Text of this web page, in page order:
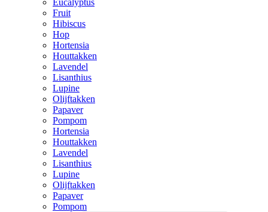
Fruit
Hibiscus
Hop
Hortensia
Houttakken
Lavendel
Lisanthius
Lupine
Olijftakken
Papaver
Pompom
Hortensia
Houttakken
Lavendel
Lisanthius
Lupine
Olijftakken
Papaver
Pompom